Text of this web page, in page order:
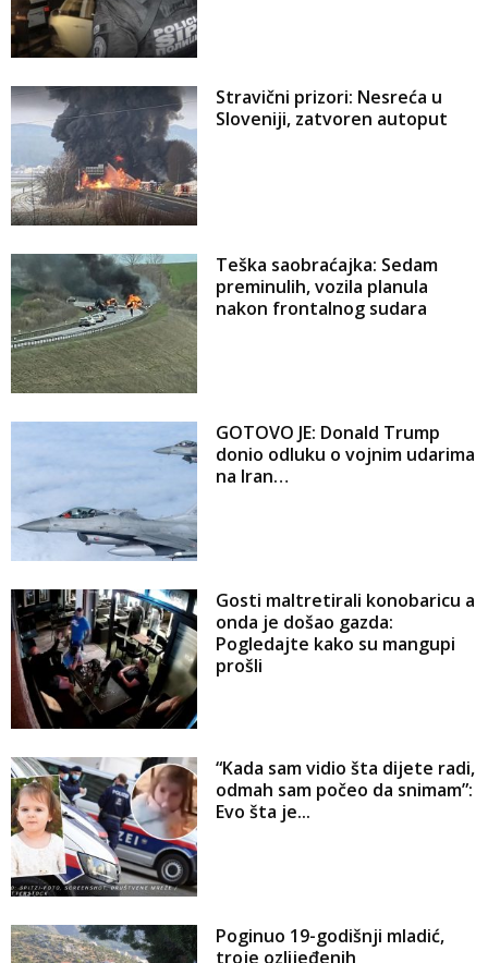
Stravični prizori: Nesreća u
Sloveniji, zatvoren autoput
Teška saobraćajka: Sedam
preminulih, vozila planula
nakon frontalnog sudara
GOTOVO JE: Donald Trump
donio odluku o vojnim udarima
na Iran…
Gosti maltretirali konobaricu a
onda je došao gazda:
Pogledajte kako su mangupi
prošli
“Kada sam vidio šta dijete radi,
odmah sam počeo da snimam”:
Evo šta je...
Poginuo 19-godišnji mladić,
troje ozlijeđenih